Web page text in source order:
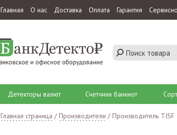
Главная О нас Доставка Оплата Гарантия
Детекторы валют Счетчики банкнот
Главная страница /Производители /Производитель TISF